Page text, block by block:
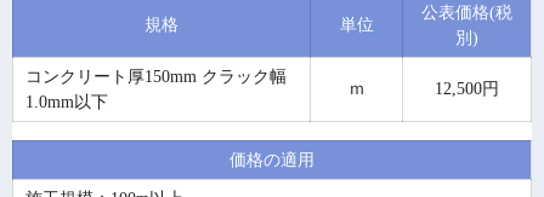
規格 単位
公表価格(税
別)
コンクリート厚150mm クラック幅
1.0mm以下
ｍ 12,500円
価格の適用